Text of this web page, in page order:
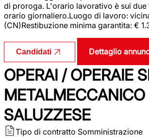
di proroga. L'orario lavorativo è sui due
orario giornaliero.Luogo di lavoro:
(CN)Restibuzione minima garantita: €
Candidati Dettaglio
OPERAI / OPERAIE
METALMECCANICO
SALUZZESE
Tipo di contratto Somministrazione